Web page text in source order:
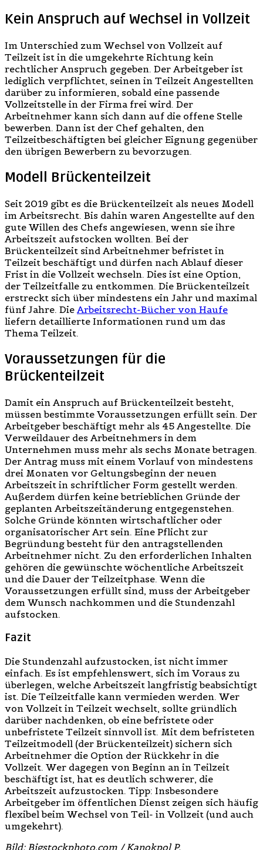
Kein Anspruch auf Wechsel in Vollzeit
Im Unterschied zum Wechsel von Vollzeit auf
Teilzeit ist in die umgekehrte Richtung kein
rechtlicher Anspruch gegeben. Der Arbeitgeber ist
lediglich verpflichtet, seinen in Teilzeit Angestellten
darüber zu informieren, sobald eine passende
Vollzeitstelle in der Firma frei wird. Der
Arbeitnehmer kann sich dann auf die offene Stelle
bewerben. Dann ist der Chef gehalten, den
Teilzeitbeschäftigten bei gleicher Eignung gegenüber
den übrigen Bewerbern zu bevorzugen.
Modell Brückenteilzeit
Seit 2019 gibt es die Brückenteilzeit als neues Modell
im Arbeitsrecht. Bis dahin waren Angestellte auf den
gute Willen des Chefs angewiesen, wenn sie ihre
Arbeitszeit aufstocken wollten. Bei der
Brückenteilzeit sind Arbeitnehmer befristet in
Teilzeit beschäftigt und dürfen nach Ablauf dieser
Frist in die Vollzeit wechseln. Dies ist eine Option,
der Teilzeitfalle zu entkommen. Die Brückenteilzeit
erstreckt sich über mindestens ein Jahr und maximal
fünf Jahre. DieArbeitsrecht-Bücher von Haufe
liefern detaillierte Informationen rund um das
Thema Teilzeit.
Voraussetzungen für die
Brückenteilzeit
Damit ein Anspruch auf Brückenteilzeit besteht,
müssen bestimmte Voraussetzungen erfüllt sein. Der
Arbeitgeber beschäftigt mehr als 45 Angestellte. Die
Verweildauer des Arbeitnehmers in dem
Unternehmen muss mehr als sechs Monate betragen.
Der Antrag muss mit einem Vorlauf von mindestens
drei Monaten vor Geltungsbeginn der neuen
Arbeitszeit in schriftlicher Form gestellt werden.
Außerdem dürfen keine betrieblichen Gründe der
geplanten Arbeitszeitänderung entgegenstehen.
Solche Gründe könnten wirtschaftlicher oder
organisatorischer Art sein. Eine Pflicht zur
Begründung besteht für den antragstellenden
Arbeitnehmer nicht. Zu den erforderlichen Inhalten
gehören die gewünschte wöchentliche Arbeitszeit
und die Dauer der Teilzeitphase. Wenn die
Voraussetzungen erfüllt sind, muss der Arbeitgeber
dem Wunsch nachkommen und die Stundenzahl
aufstocken.
Fazit
Die Stundenzahl aufzustocken, ist nicht immer
einfach. Es ist empfehlenswert, sich im Voraus zu
überlegen, welche Arbeitszeit langfristig beabsichtigt
ist. Die Teilzeitfalle kann vermieden werden. Wer
von Vollzeit in Teilzeit wechselt, sollte gründlich
darüber nachdenken, ob eine befristete oder
unbefristete Teilzeit sinnvoll ist. Mit dem befristeten
Teilzeitmodell (der Brückenteilzeit) sichern sich
Arbeitnehmer die Option der Rückkehr in die
Vollzeit. Wer dagegen von Beginn an in Teilzeit
beschäftigt ist, hat es deutlich schwerer, die
Arbeitszeit aufzustocken. Tipp: Insbesondere
Arbeitgeber im öffentlichen Dienst zeigen sich häufig
flexibel beim Wechsel von Teil- in Vollzeit (und auch
umgekehrt).
Bild: Bigstockphoto.com / Kanokpol P.